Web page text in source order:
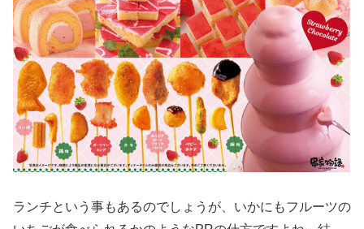
ランチという事もあるのでしょうが、いかにもフルーツの